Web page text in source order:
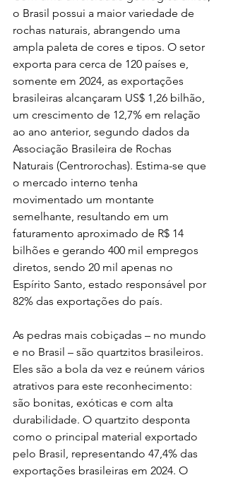
o Brasil possui a maior variedade de
rochas naturais, abrangendo uma
ampla paleta de cores e tipos. O setor
exporta para cerca de 120 países e,
somente em 2024, as exportações
brasileiras alcançaram US$ 1,26 bilhão,
um crescimento de 12,7% em relação
ao ano anterior, segundo dados da
Associação Brasileira de Rochas
Naturais (Centrorochas). Estima-se que
o mercado interno tenha
movimentado um montante
semelhante, resultando em um
faturamento aproximado de R$ 14
bilhões e gerando 400 mil empregos
diretos, sendo 20 mil apenas no
Espírito Santo, estado responsável por
82% das exportações do país.
As pedras mais cobiçadas – no mundo
e no Brasil – são quartzitos brasileiros.
Eles são a bola da vez e reúnem vários
atrativos para este reconhecimento:
são bonitas, exóticas e com alta
durabilidade. O quartzito desponta
como o principal material exportado
pelo Brasil, representando 47,4% das
exportações brasileiras em 2024. O